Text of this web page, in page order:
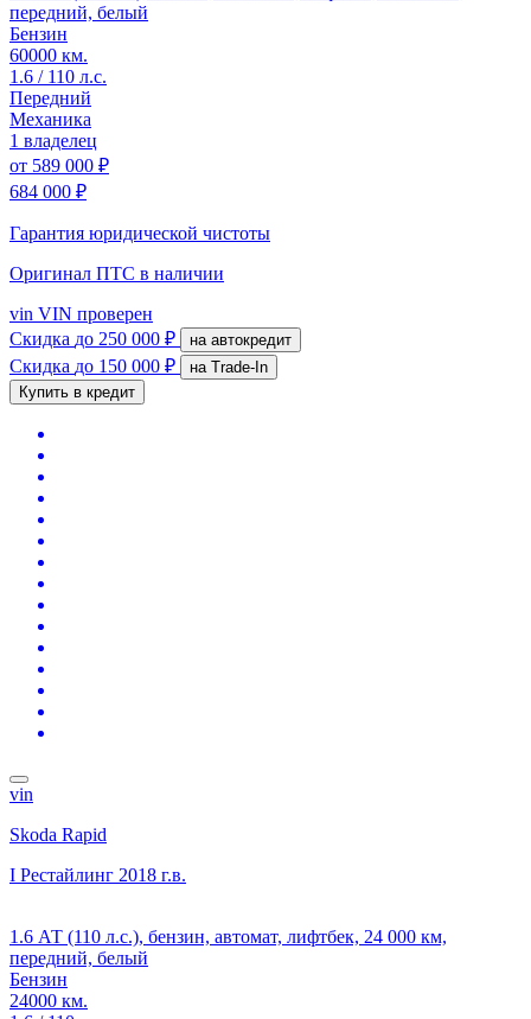
передний, белый
Бензин
60000 км.
1.6 / 110 л.с.
Передний
Механика
1 владелец
от 589 000 ₽
684 000 ₽
Гарантия юридической чистоты
Оригинал ПТС в наличии
vin VIN проверен
Скидка до 250 000 ₽ на автокредит
Скидка до 150 000 ₽
на Trade-In
Купить в кредит
vin
Skoda Rapid
I Рестайлинг 2018 г.в.
1.6 АТ (110 л.с.), бензин, автомат, лифтбек, 24 000 км,
передний, белый
Бензин
24000 км.